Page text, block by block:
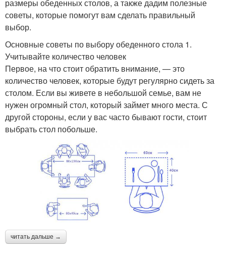
размеры обеденных столов, а также дадим полезные
советы, которые помогут вам сделать правильный
выбор.
Основные советы по выбору обеденного стола 1.
Учитывайте количество человек
Первое, на что стоит обратить внимание, — это
количество человек, которые будут регулярно сидеть за
столом. Если вы живете в небольшой семье, вам не
нужен огромный стол, который займет много места. С
другой стороны, если у вас часто бывают гости, стоит
выбрать стол побольше.
читать дальше →